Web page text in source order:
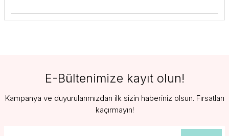
E-Bültenimize kayıt olun!
Kampanya ve duyurularımızdan ilk sizin haberiniz olsun. Fırsatları
kaçırmayın!